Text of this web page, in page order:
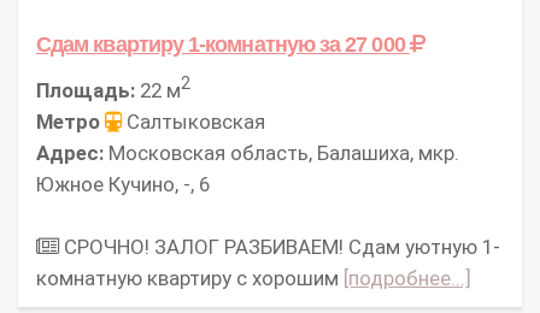
Сдам квартиру 1-комнатнуюза 27 000
Площадь: 22 м2
Метро
Салтыковская
Адрес: Московская область, Балашиха, мкр.
Южное Кучино, -, 6
СРОЧНО! ЗАЛОГ РАЗБИВАЕМ! Сдам уютную 1-
комнатную квартиру с хорошим [подробнее...]